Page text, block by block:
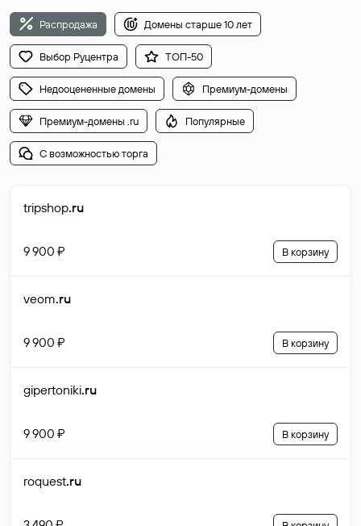
Распродажа Домены старше 10 лет
Выбор Руцентра ТОП-50
Недооцененные домены Премиум-домены
Премиум-домены .ru Популярные
С возможностью торга
tripshop.ru
9 900 ₽ В корзину
veom.ru
9 900 ₽ В корзину
gipertoniki.ru
9 900 ₽ В корзину
roquest.ru